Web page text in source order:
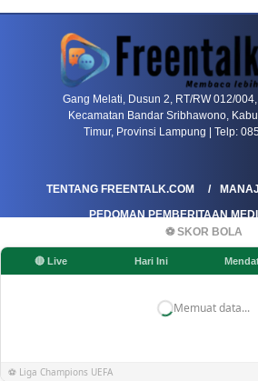
⚽ SKOR BOLA
🔴 Live Hari Ini
Memuat data...
⚽ Liga Champions UEFA
Gang Melati, Dusun 2, RT/RW 012/
Kecamatan Bandar Sribhawono,
Timur, Provinsi Lampung | Telp:
TENTANG FREENTALK.COM
PEDOMAN PEMBERITAAN
PEDOMAN PEMBERITAAN
KOREKSI & KLARIFIKASI
KEBIJAKAN